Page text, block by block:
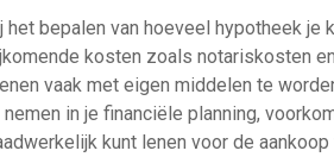
het bepalen van hoeveel hypotheek
kosten zoals notariskosten
vaak met eigen middelen te
nemen in je financiële planning,
kunt lenen voor de aankoop